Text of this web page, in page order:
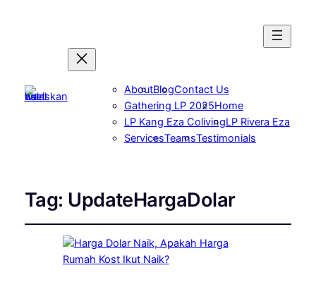
AboutBlogContact Us
Gathering LP 2025Home
LP Kang Eza ColivingLP Rivera Eza
ServicesTeamsTestimonials
Tag: UpdateHargaDolar